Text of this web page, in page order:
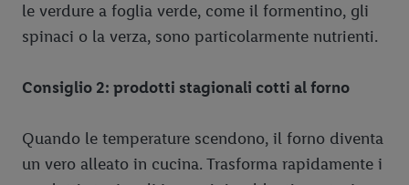
le verdure a foglia verde, come il formentino, gli
spinaci o la verza, sono particolarmente nutrienti.
Consiglio 2: prodotti stagionali cotti al forno
Quando le temperature scendono, il forno diventa
un vero alleato in cucina. Trasforma rapidamente i